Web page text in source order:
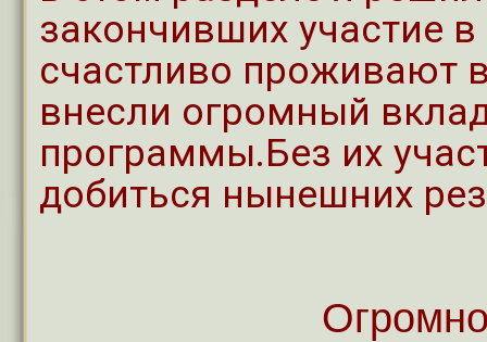
закончивших участие
счастливо проживают
внесли огромный
программы.Без их
добиться нынешних